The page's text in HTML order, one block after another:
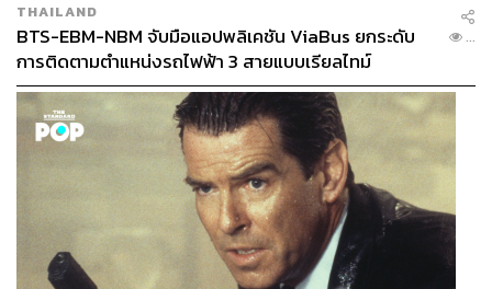
THAILAND
BTS-EBM-NBM จับมือแอปพลิเคชัน ViaBus ยกระดับ
การติดตามตำแหน่งรถไฟฟ้า 3 สายแบบเรียลไทม์
...